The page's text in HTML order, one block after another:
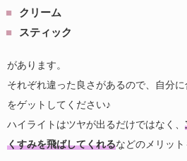
クリーム
スティック
があります。
それぞれ違った良さがあるので、自分
をゲットしてください♪
ハイライトはツヤが出るだけではなく、
くすみを飛ばしてくれるなどのメリット